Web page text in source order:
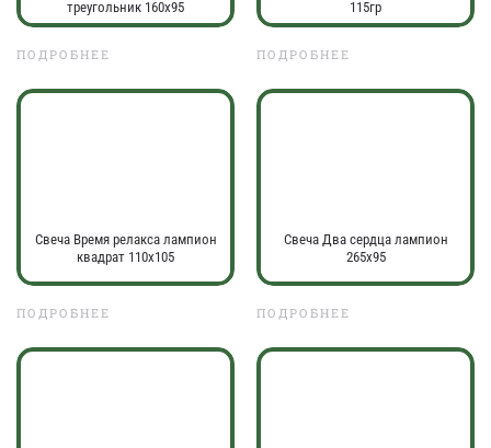
треугольник 160х95
ПОДРОБНЕЕ
115гр
ПОДРОБНЕЕ
Свеча Время релакса лампион
квадрат 110х105
ПОДРОБНЕЕ
Свеча Два сердца лампион
265х95
ПОДРОБНЕЕ